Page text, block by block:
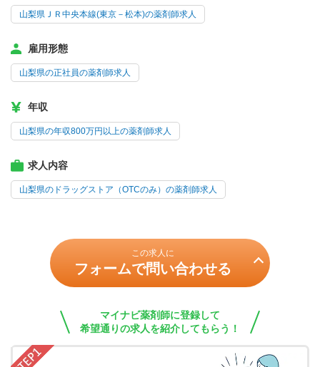
山梨県ＪＲ中央本線(東京－松本)の薬剤師求人
雇用形態
山梨県の正社員の薬剤師求人
年収
山梨県の年収800万円以上の薬剤師求人
求人内容
山梨県のドラッグストア（OTCのみ）の薬剤師求人
この求人に
フォームで問い合わせる
マイナビ薬剤師に登録して
希望通りの求人を紹介してもらう！